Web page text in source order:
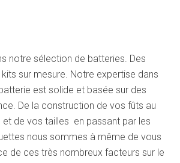
notre sélection de batteries. Des
sur mesure. Notre expertise dans
est solide et basée sur des
De la construction de vos fûts au
de vos tailles en passant par les
nous sommes à même de vous
de ces très nombreux facteurs sur le